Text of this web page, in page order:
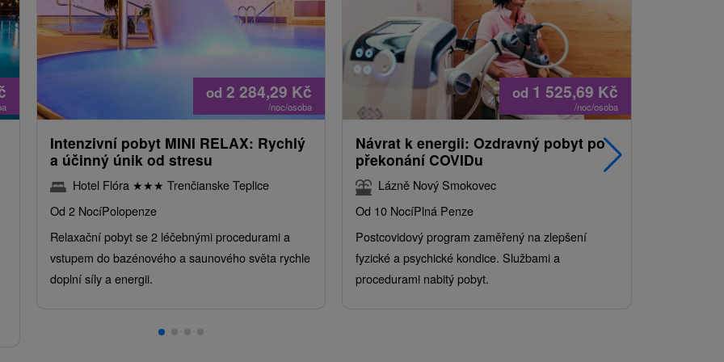
od 2 284,29 Kč
/noc/osoba
Intenzivní pobyt MINI RELAX: Rychlý
a účinný únik od stresu
Hotel Flóra ★★★ Trenčianske Teplice
Od 2 NocíPolopenze
Relaxační pobyt se 2 léčebnými procedurami a
vstupem do bazénového a saunového světa rychle
doplní síly a energii.
od 1 525,69 Kč
/noc/osoba
Návrat k energii: Ozdravný pobyt po
překonání COVIDu
Lázně Nový Smokovec
Od 10 NocíPlná Penze
Postcovidový program zaměřený na zlepšení
fyzické a psychické kondice. Službami a
procedurami nabitý pobyt.